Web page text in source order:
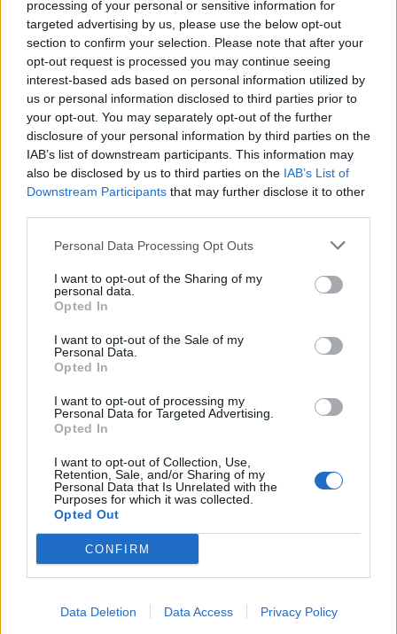
processing of your personal or sensitive information for
targeted advertising by us, please use the below opt-out
section to confirm your selection. Please note that after your
opt-out request is processed you may continue seeing
interest-based ads based on personal information utilized by
us or personal information disclosed to third parties prior to
your opt-out. You may separately opt-out of the further
disclosure of your personal information by third parties on the
IAB’s list of downstream participants. This information may
also be disclosed by us to third parties on the IAB’s List of
Downstream Participants that may further disclose it to other
Personal Data Processing Opt Outs
I want to opt-out of the Sharing of my
personal data.
Opted In
I want to opt-out of the Sale of my
Personal Data.
Opted In
I want to opt-out of processing my
Personal Data for Targeted Advertising.
Opted In
I want to opt-out of Collection, Use,
Retention, Sale, and/or Sharing of my
Personal Data that Is Unrelated with the
Purposes for which it was collected.
Opted Out
CONFIRM
Data Deletion Data Access Privacy Policy
Leonardo Maria Del Vecchio dall'ex compagna
in ospedale. Le dichiarazioni ai giornalisti